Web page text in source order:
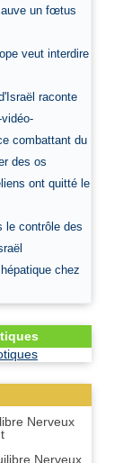
un fœtus
veut interdire
raconte
combattant du
des os
ont quitté le
le contrôle des
chez
Nerveux